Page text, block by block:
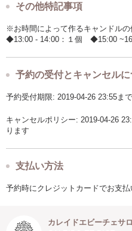
その他特記事項
※お時間によって作るキャンドル
◆13:00 - 14:00：１個 ◆15:00
予約の受付とキャンセル
予約受付期限: 2019-04-26 23:55まで
キャンセルポリシー: 2019-04-26
ります
支払い方法
予約時にクレジットカードでお支払
カレイドエビーチェサ